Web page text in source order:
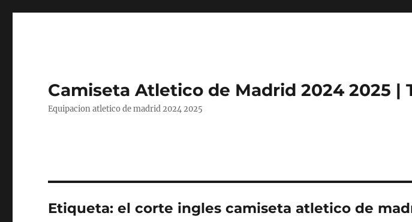
Camiseta Atletico de Madrid 2024 2025 |
Equipacion atletico de madrid 2024 2025
Etiqueta:el corte ingles camiseta atletico de